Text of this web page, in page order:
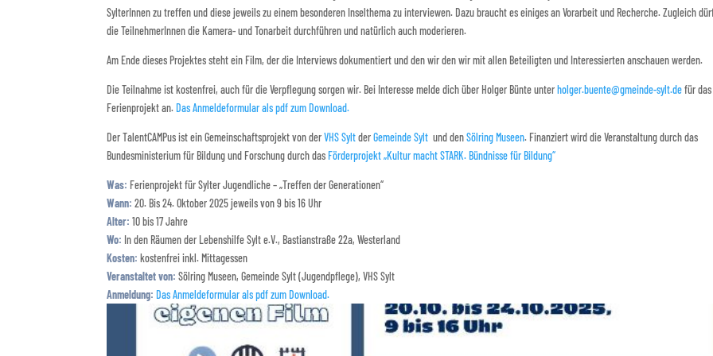
SylterInnen zu treffen und diese jeweils zu einem besonderen Inselthema zu interviewen. Dazu braucht es einiges an Vorarbeit und Recherche. Zugleich
die TeilnehmerInnen die Kamera- und Tonarbeit durchführen und natürlich auch moderieren.
Am Ende dieses Projektes steht ein Film, der die Interviews dokumentiert und den wir den wir mit allen Beteiligten und Interessierten anschauen werden.
Die Teilnahme ist kostenfrei, auch für die Verpflegung sorgen wir. Bei Interesse melde dich über Holger Bünte unterholger.buente@gmeinde-sylt.defür das
Ferienprojekt an.Das Anmeldeformular als pdf zum Download.
Der TalentCAMPus ist ein Gemeinschaftsprojekt von derVHS SyltderGemeinde Sylt und denSölring Museen. Finanziert wird die Veranstaltung durch das
Bundesministerium für Bildung und Forschung durch dasFörderprojekt „Kultur macht STARK. Bündnisse für Bildung“
Was: Ferienprojekt für Sylter Jugendliche – „Treffen der Generationen“
Wann: 20. Bis 24. Oktober 2025 jeweils von 9 bis 16 Uhr
Alter: 10 bis 17 Jahre
Wo: In den Räumen der Lebenshilfe Sylt e.V., Bastianstraße 22a, Westerland
Kosten: kostenfrei inkl. Mittagessen
Veranstaltet von: Sölring Museen, Gemeinde Sylt (Jugendpflege), VHS Sylt
Anmeldung: Das Anmeldeformular als pdf zum Download.